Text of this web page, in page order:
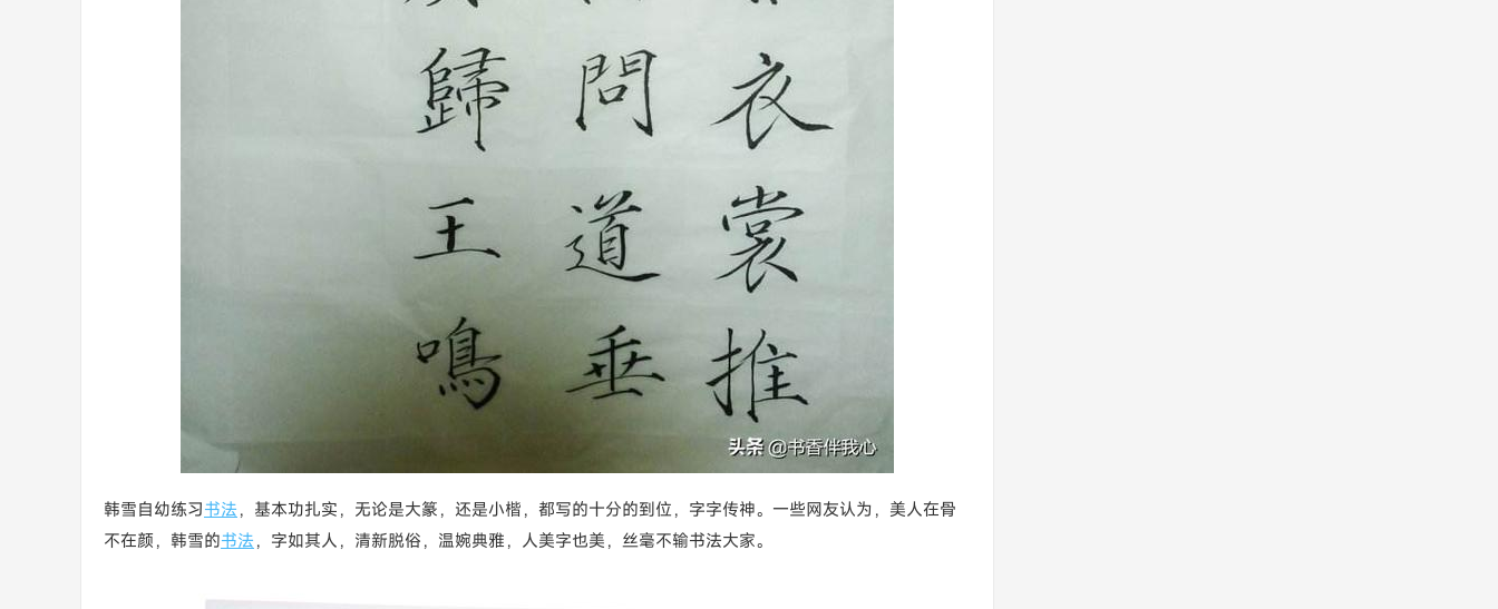
韩雪自幼练习书法 ，基本功扎实，无论是大篆，还是小楷，都写的十分的到位，字字传神。一些网友认为，美人在骨
不在颜，韩雪的书法 ，字如其人，清新脱俗，温婉典雅，人美字也美，丝毫不输书法大家。